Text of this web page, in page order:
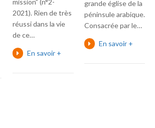
mission” (n°2-
2021). Rien de très
réussi dans la vie
de ce…
En savoir +
grande église de la
péninsule arabique.
‎Consacrée par le…
En savoir +